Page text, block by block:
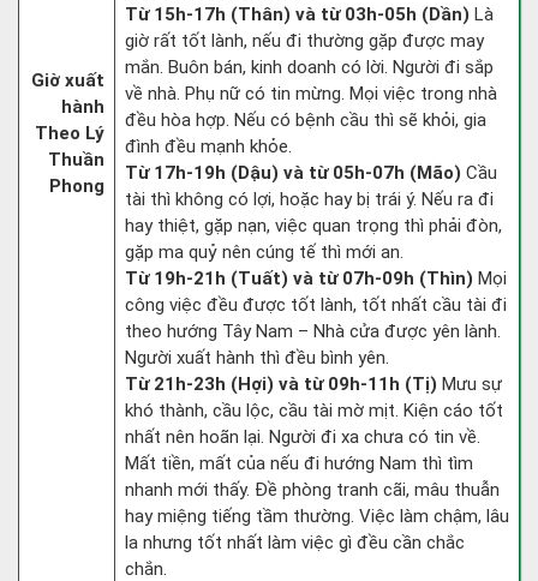
Giờ xuất
hành
Theo Lý
Thuần
Phong
Từ 15h-17h (Thân) và từ 03h-05h (Dần) Là
giờ rất tốt lành, nếu đi thường gặp được may
mắn. Buôn bán, kinh doanh có lời. Người đi sắp
về nhà. Phụ nữ có tin mừng. Mọi việc trong nhà
đều hòa hợp. Nếu có bệnh cầu thì sẽ khỏi, gia
đình đều mạnh khỏe.
Từ 17h-19h (Dậu) và từ 05h-07h (Mão) Cầu
tài thì không có lợi, hoặc hay bị trái ý. Nếu ra đi
hay thiệt, gặp nạn, việc quan trọng thì phải đòn,
gặp ma quỷ nên cúng tế thì mới an.
Từ 19h-21h (Tuất) và từ 07h-09h (Thìn) Mọi
công việc đều được tốt lành, tốt nhất cầu tài đi
theo hướng Tây Nam – Nhà cửa được yên lành.
Người xuất hành thì đều bình yên.
Từ 21h-23h (Hợi) và từ 09h-11h (Tị) Mưu sự
khó thành, cầu lộc, cầu tài mờ mịt. Kiện cáo tốt
nhất nên hoãn lại. Người đi xa chưa có tin về.
Mất tiền, mất của nếu đi hướng Nam thì tìm
nhanh mới thấy. Đề phòng tranh cãi, mâu thuẫn
hay miệng tiếng tầm thường. Việc làm chậm, lâu
la nhưng tốt nhất làm việc gì đều cần chắc
chắn.